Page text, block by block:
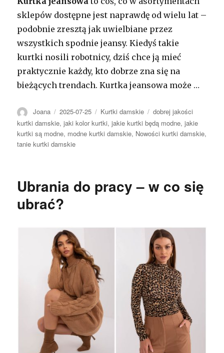
sklepów dostępne jest naprawdę od wielu lat –
podobnie zresztą jak uwielbiane przez
wszystkich spodnie jeansy. Kiedyś takie
kurtki nosili robotnicy, dziś chce ją mieć
praktycznie każdy, kto dobrze zna się na
bieżących trendach. Kurtka jeansowa może …
Autor
Joana Opublikowano
2025-07-25 Kategorie
Kurtki damskie Tagi
dobrej jakości
kurtki damskie,jaki kolor kurtki,jakie kurtki będą modne,jakie
kurtki są modne, modne kurtki damskie, Nowości kurtki damskie,
tanie kurtki damskie
Ubrania do pracy – w co się
ubrać?